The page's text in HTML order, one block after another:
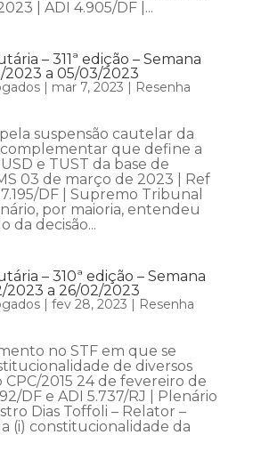
| ADI 4.905/DF |...
– 311ª edição – Semana
2023 a 05/03/2023
| mar 7, 2023 | Resenha
suspensão cautelar da
complementar que define a
e TUST da base de
03 de março de 2023 | Ref
DF | Supremo Tribunal
por maioria, entendeu
da decisão...
– 310ª edição – Semana
2023 a 26/02/2023
| fev 28, 2023 | Resenha
no STF em que se
de diversos
CPC/2015 24 de fevereiro de
DF e ADI 5.737/RJ | Plenário
Dias Toffoli – Relator –
(i) constitucionalidade da